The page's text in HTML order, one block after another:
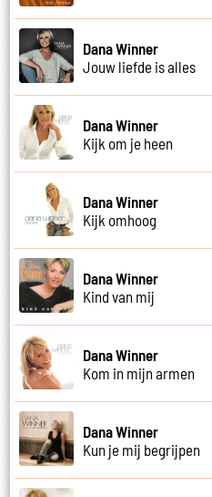
Dana Winner
Jouw liefde is alles
Dana Winner
Kijk om je heen
Dana Winner
Kijk omhoog
Dana Winner
Kind van mij
Dana Winner
Kom in mijn armen
Dana Winner
Kun je mij begrijpen